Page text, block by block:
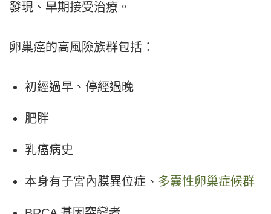
發現、早期接受治療。
卵巢癌的高風險族群包括：
初經過早、停經過晚
肥胖
乳癌病史
本身有子宮內膜異位症、 多囊性卵巢症候群